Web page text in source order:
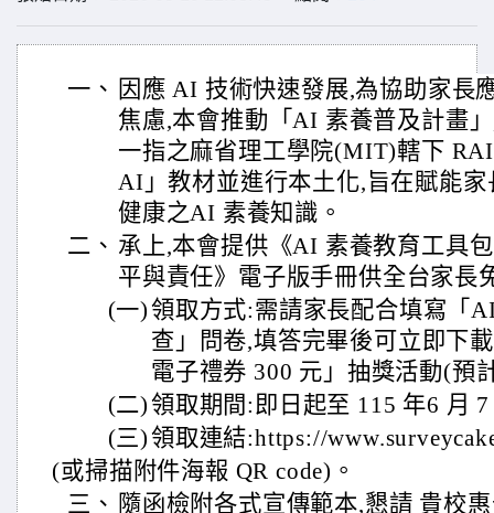
一、 因應 AI 技術快速發展,為協助家長
焦慮,本會推動「AI 素養普及計畫
一指之麻省理工學院(MIT)轄下
AI」教材並進行本土化,旨在賦能
健康之AI 素養知識。
二、 承上,本會提供《AI 素養教育工具
平與責任》電子版手冊供全台家長
(一)領取方式:需請家長配合填寫「
查」問卷,填答完畢後可立即下
電子禮券 300 元」抽獎活動(預
(二)領取期間:即日起至 115 年6 月
(三)領取連結:https://
(或掃描附件海報 QR code)。
三、 隨函檢附各式宣傳範本,懇請 貴校